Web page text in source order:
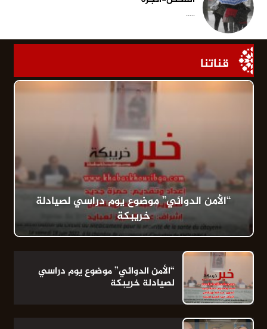
.....
قناتنا
“الأمن الدوائي” موضوع يوم دراسي لصيادلة
خريبكة
“الأمن الدوائي” موضوع يوم دراسي
لصيادلة خريبكة